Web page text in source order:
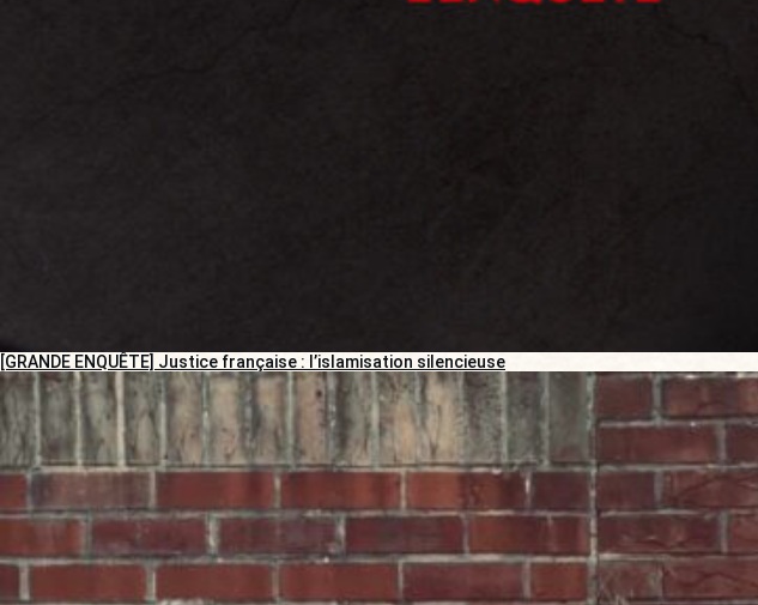
[GRANDE ENQUÊTE] Justice française : l’islamisation silencieuse